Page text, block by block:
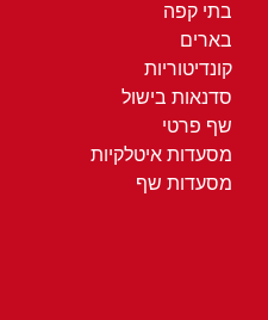
בתי קפה
בארים
קונדיטוריות
סדנאות בישול
שף פרטי
מסעדות איטלקיות
מסעדות שף